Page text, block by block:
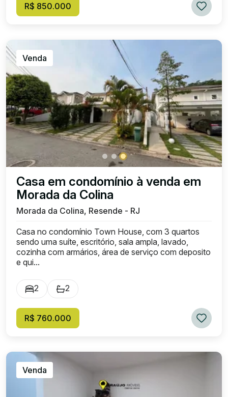
R$ 850.000
Venda
Casa em condomínio à venda em
Morada da Colina
Morada da Colina, Resende - RJ
Casa no condomínio Town House, com 3 quartos
sendo uma suíte, escritório, sala ampla, lavado,
cozinha com armários, área de serviço com deposito
e qui...
2 2
R$ 760.000
Venda